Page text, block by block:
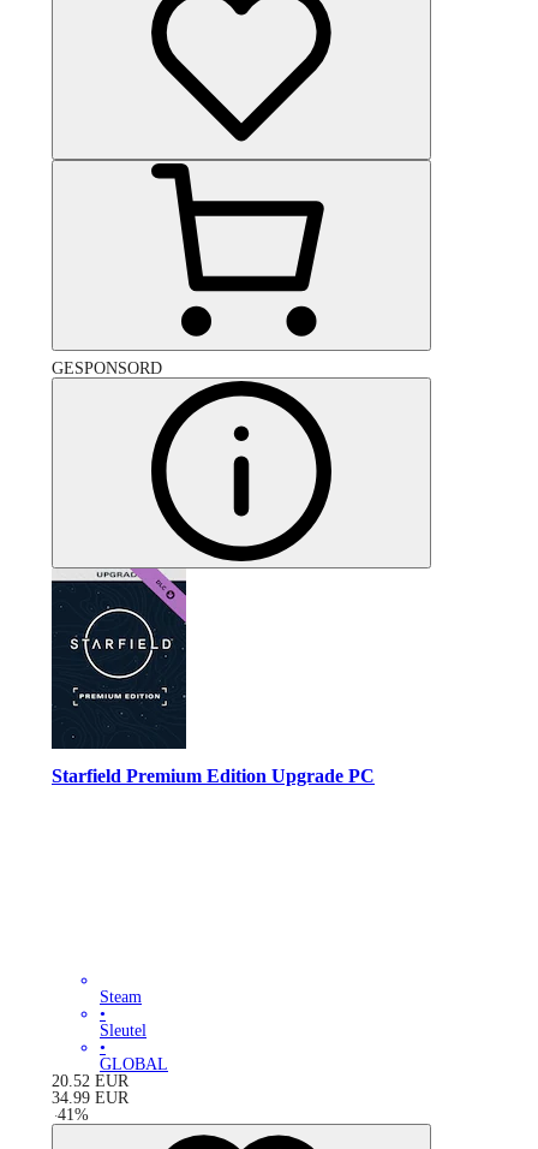
GESPONSORD
Starfield Premium Edition Upgrade PC
Steam
•
Sleutel
•
GLOBAL
20.52 EUR
34.99 EUR
-41%